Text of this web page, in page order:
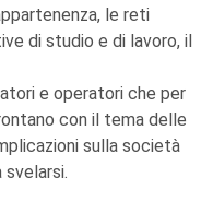
le reti
di studio e di lavoro, il
e operatori che per
con il tema delle
sulla società
svelarsi.